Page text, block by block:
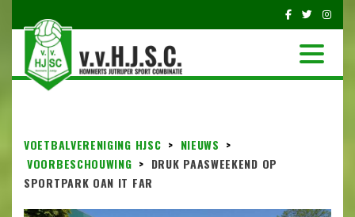
VOETBALVERENIGING HJSC > NIEUWS >
VOORBESCHOUWING > DRUK PAASWEEKEND OP
SPORTPARK OAN IT FAR